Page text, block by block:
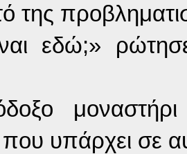
της
εδώ;»
υπάρχει σε